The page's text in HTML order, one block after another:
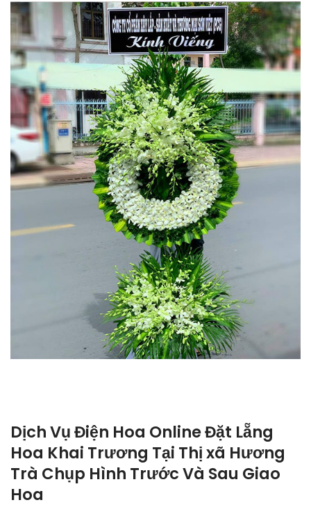
Dịch Vụ Điện Hoa Online Đặt Lẵng
Hoa Khai Trương Tại Thị xã Hương
Trà Chụp Hình Trước Và Sau Giao
Hoa